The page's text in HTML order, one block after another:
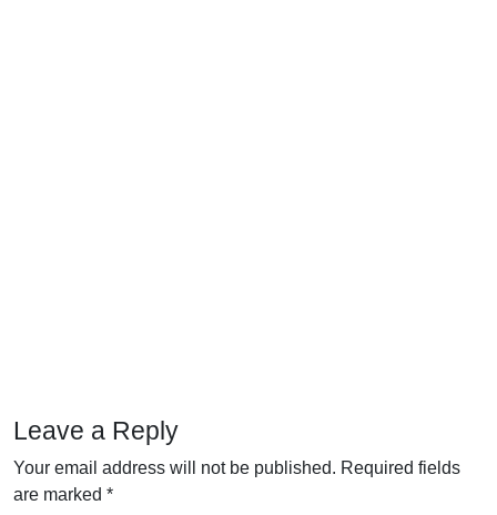
Leave a Reply
Your email address will not be published. Required fields
are marked *